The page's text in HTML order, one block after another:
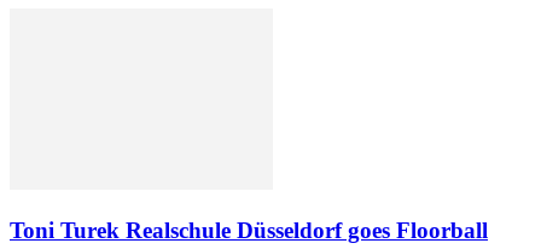
Toni Turek Realschule Düsseldorf goes Floorball